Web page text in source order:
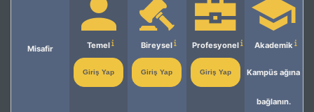
Misafir Temel
Giriş Yap
Bireysel
Giriş Yap
Profesyonel
Giriş Yap
Akademik
Kampüs ağına
bağlanın.